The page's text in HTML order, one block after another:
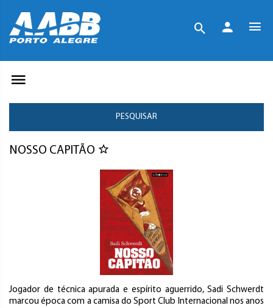
PESQUISAR
NOSSO CAPITÃO
Jogador de técnica apurada e espírito aguerrido, Sadi Schwerdt
marcou época com a camisa do Sport Club Internacional nos anos